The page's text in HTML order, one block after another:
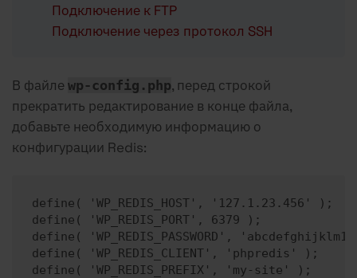
Подключение к FTP
Подключение через протокол SSH
В файле wp-config.php, перед строкой
прекратить редактирование в конце файла,
добавьте необходимую информацию о
конфигурации Redis:
define( 'WP_REDIS_HOST', '127.1.23.456' );
define( 'WP_REDIS_PORT', 6379 );
define( 'WP_REDIS_PASSWORD',
define( 'WP_REDIS_CLIENT', 'phpredis' );
define( 'WP_REDIS_PREFIX', 'my-site' );